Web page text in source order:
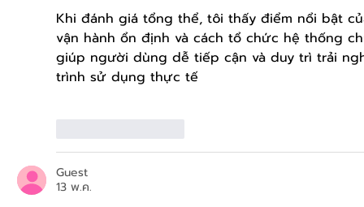
Khi đánh giá tổng thể, tôi thấy điểm nổi bật
vận hành ổn định và cách tổ chức hệ thống
giúp người dùng dễ tiếp cận và duy trì trải
trình sử dụng thực tế
Guest
13 พ.ค.